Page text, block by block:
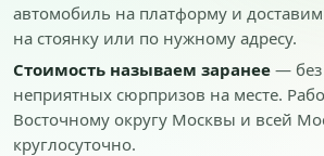
автомобиль на платформу и
на стоянку или по нужному адресу.
Стоимость называем заранее — без
неприятных сюрпризов на месте.
Восточному округу Москвы и всей
круглосуточно.